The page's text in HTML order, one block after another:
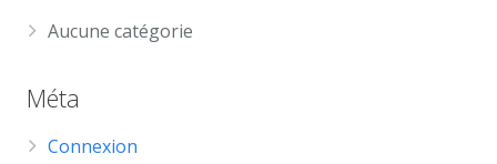
Aucune catégorie
Méta
Connexion